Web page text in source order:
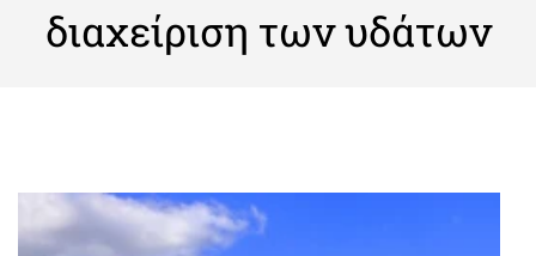
διαχείριση των υδάτων